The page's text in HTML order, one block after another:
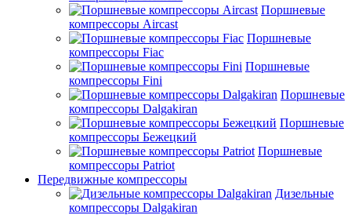
Поршневые
компрессоры Aircast
Поршневые
компрессоры Fiac
Поршневые
компрессоры Fini
Поршневые
компрессоры Dalgakiran
Поршневые
компрессоры Бежецкий
Поршневые
компрессоры Patriot
Передвижные компрессоры
Дизельные
компрессоры Dalgakiran